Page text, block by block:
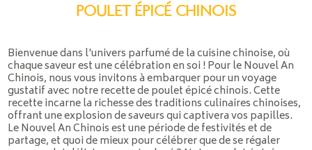
POULET ÉPICÉ CHINOIS
Bienvenue dans l'univers parfumé de la cuisine chinoise, où
chaque saveur est une célébration en soi ! Pour le Nouvel An
Chinois, nous vous invitons à embarquer pour un voyage
gustatif avec notre recette de poulet épicé chinois. Cette
recette incarne la richesse des traditions culinaires chinoises,
offrant une explosion de saveurs qui captivera vos papilles.
Le Nouvel An Chinois est une période de festivités et de
partage, et quoi de mieux pour célébrer que de se régaler